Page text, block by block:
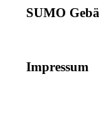
SUMO
Impressum